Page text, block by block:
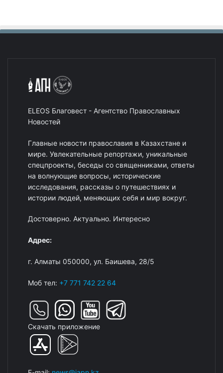
ELEOS Благовест - Агентство Православных
Новостей
Главные новости православия в Казахстане и
мире. Увлекательные репортажи, уникальные
спецпроекты, беседы со священниками, ответы
на волнующие вопросы, исторические
исследования, рассказы о путешествиях и
истории людей, меняющих себя и мир вокруг.
Достоверно. Актуально. Интересно
Адрес:
г. Алматы 050000, ул. Баишева, 28/5
Моб тел: +7 771 742 22 64
Скачать приложение